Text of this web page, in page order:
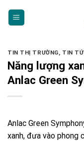
TIN THỊ TRƯỜNG, TIN
Năng lượng
Anlac Green
Anlac Green
xanh, đưa vào phong